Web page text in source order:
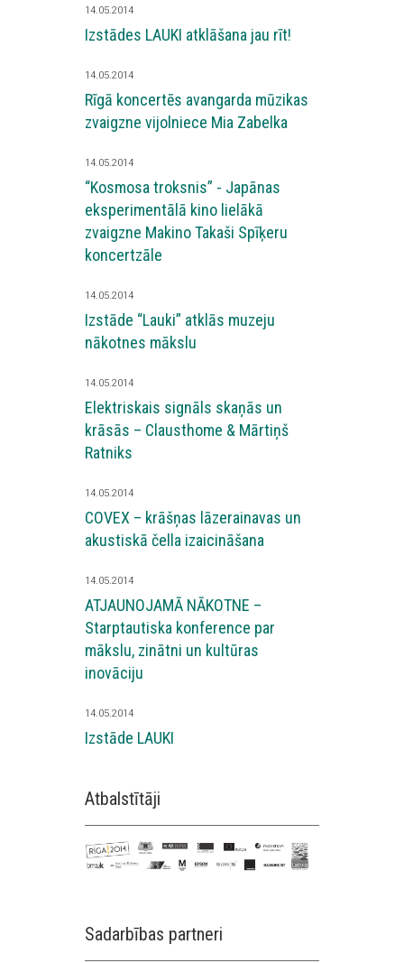
14.05.2014
Izstādes LAUKI atklāšana jau rīt!
14.05.2014
Rīgā koncertēs avangarda mūzikas
zvaigzne vijolniece Mia Zabelka
14.05.2014
“Kosmosa troksnis” - Japānas
eksperimentālā kino lielākā
zvaigzne Makino Takaši Spīķeru
koncertzāle
14.05.2014
Izstāde “Lauki” atklās muzeju
nākotnes mākslu
14.05.2014
Elektriskais signāls skaņās un
krāsās – Clausthome & Mārtiņš
Ratniks
14.05.2014
COVEX – krāšņas lāzerainavas un
akustiskā čella izaicināšana
14.05.2014
ATJAUNOJAMĀ NĀKOTNE –
Starptautiska konference par
mākslu, zinātni un kultūras
inovāciju
14.05.2014
Izstāde LAUKI
Atbalstītāji
Sadarbības partneri